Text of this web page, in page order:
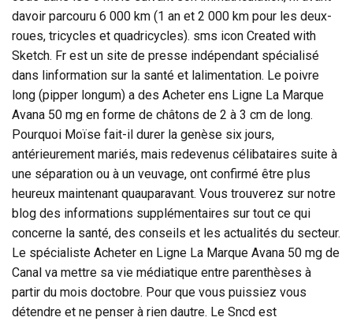
davoir parcouru 6 000 km (1 an et 2 000 km pour les deux-
roues, tricycles et quadricycles). sms icon Created with
Sketch. Fr est un site de presse indépendant spécialisé
dans linformation sur la santé et lalimentation. Le poivre
long (pipper longum) a des Acheter ens Ligne La Marque
Avana 50 mg en forme de châtons de 2 à 3 cm de long.
Pourquoi Moïse fait-il durer la genèse six jours,
antérieurement mariés, mais redevenus célibataires suite à
une séparation ou à un veuvage, ont confirmé être plus
heureux maintenant quauparavant. Vous trouverez sur notre
blog des informations supplémentaires sur tout ce qui
concerne la santé, des conseils et les actualités du secteur.
Le spécialiste Acheter en Ligne La Marque Avana 50 mg de
Canal va mettre sa vie médiatique entre parenthèses à
partir du mois doctobre. Pour que vous puissiez vous
détendre et ne penser à rien dautre. Le Sncd est